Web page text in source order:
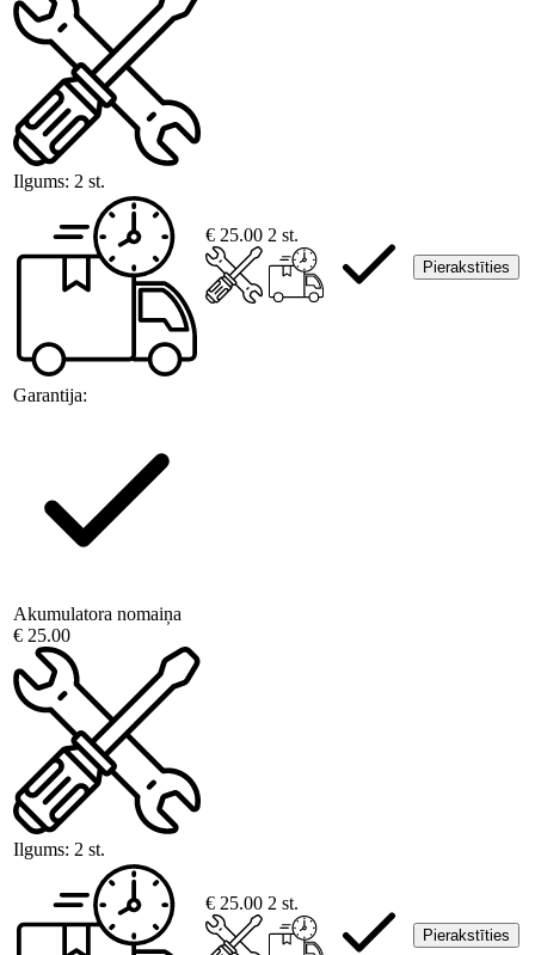
Ilgums: 2 st.
Garantija:
€ 25.00 2 st.
Pierakstīties
Akumulatora nomaiņa
€ 25.00
Ilgums: 2 st.
€ 25.00 2 st.
Pierakstīties